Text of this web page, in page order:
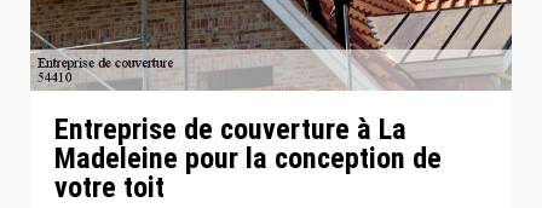
Entreprise de couverture à La
Madeleine pour la conception de
votre toit